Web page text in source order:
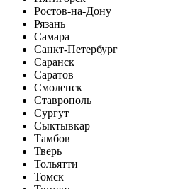
Ростов-на-Дону
Рязань
Самара
Санкт-Петербург
Саранск
Саратов
Смоленск
Ставрополь
Сургут
Сыктывкар
Тамбов
Тверь
Тольятти
Томск